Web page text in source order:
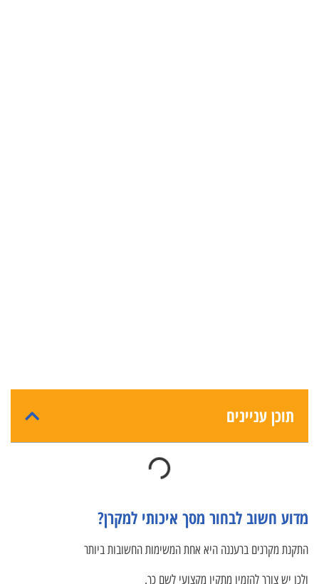
תוכן עניינים
מדוע חשוב לבחור מסך איכותי למקרן?
התקנת מקרנים ברעננה היא אחת המשימות החשובות ביותר
ולכן יש צורך להזמין מתקין מקצועי לשם כך.